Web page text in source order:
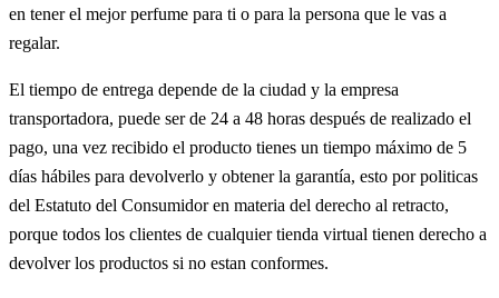
en tener el mejor perfume para ti o para la persona que le vas a
regalar.
El tiempo de entrega depende de la ciudad y la empresa
transportadora, puede ser de 24 a 48 horas después de realizado el
pago, una vez recibido el producto tienes un tiempo máximo de 5
días hábiles para devolverlo y obtener la garantía, esto por politicas
del Estatuto del Consumidor en materia del derecho al retracto,
porque todos los clientes de cualquier tienda virtual tienen derecho a
devolver los productos si no estan conformes.